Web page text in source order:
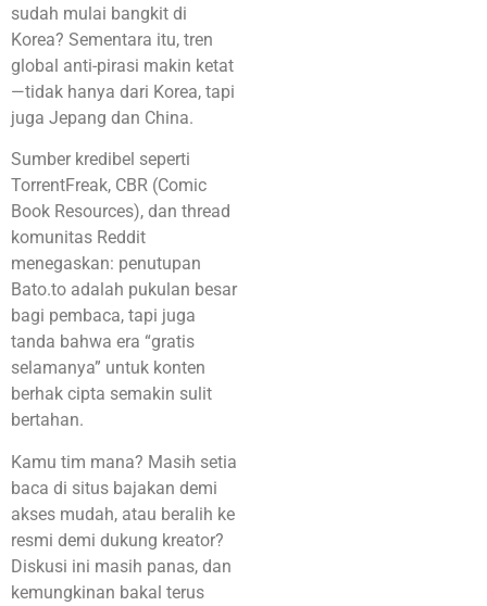
sudah mulai bangkit di
Korea? Sementara itu, tren
global anti-pirasi makin ketat
—tidak hanya dari Korea, tapi
juga Jepang dan China.
Sumber kredibel seperti
TorrentFreak, CBR (Comic
Book Resources), dan thread
komunitas Reddit
menegaskan: penutupan
Bato.to adalah pukulan besar
bagi pembaca, tapi juga
tanda bahwa era “gratis
selamanya” untuk konten
berhak cipta semakin sulit
bertahan.
Kamu tim mana? Masih setia
baca di situs bajakan demi
akses mudah, atau beralih ke
resmi demi dukung kreator?
Diskusi ini masih panas, dan
kemungkinan bakal terus